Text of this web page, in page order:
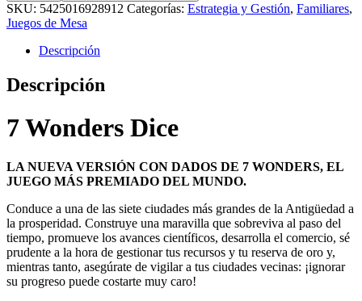
SKU: 5425016928912 Categorías: Estrategia y Gestión, Familiares,
Juegos de Mesa
Descripción
Descripción
7 Wonders Dice
LA NUEVA VERSIÓN CON DADOS DE 7 WONDERS, EL
JUEGO MÁS PREMIADO DEL MUNDO.
Conduce a una de las siete ciudades más grandes de la Antigüedad a
la prosperidad. Construye una maravilla que sobreviva al paso del
tiempo, promueve los avances científicos, desarrolla el comercio, sé
prudente a la hora de gestionar tus recursos y tu reserva de oro y,
mientras tanto, asegúrate de vigilar a tus ciudades vecinas: ¡ignorar
su progreso puede costarte muy caro!